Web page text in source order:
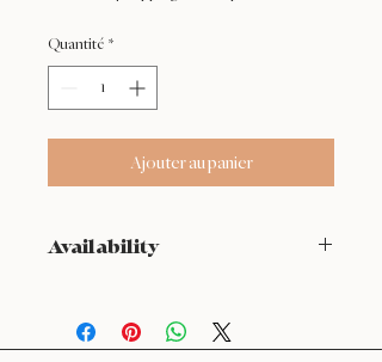
Quantité *
Ajouter au panier
Availability